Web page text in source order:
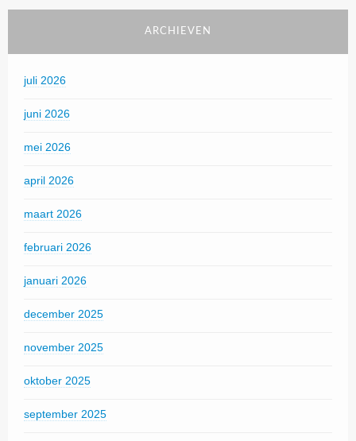
ARCHIEVEN
juli 2026
juni 2026
mei 2026
april 2026
maart 2026
februari 2026
januari 2026
december 2025
november 2025
oktober 2025
september 2025